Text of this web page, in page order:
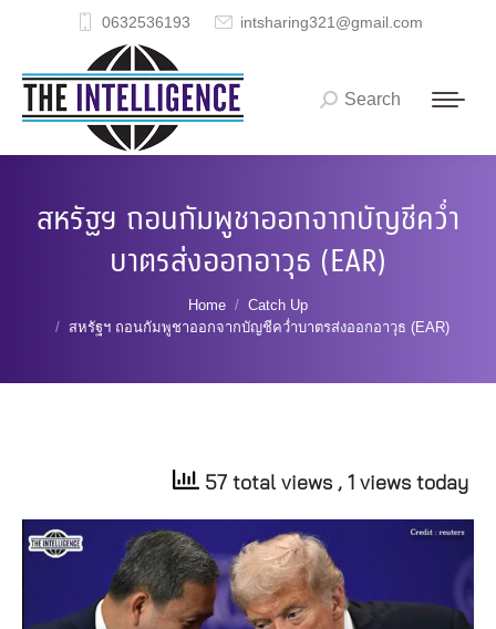
0632536193 intsharing321@gmail.com
Search:
Search
สหรัฐฯ ถอนกัมพูชาออกจากบัญชีคว่ำ
บาตรส่งออกอาวุธ (EAR)
Home
Catch Up
สหรัฐฯ ถอนกัมพูชาออกจากบัญชีคว่ำบาตรส่งออกอาวุธ (EAR)
57 total views , 1 views today